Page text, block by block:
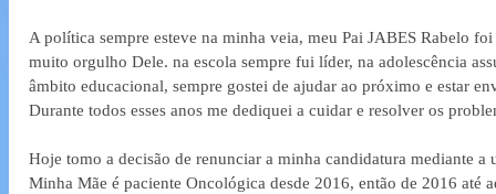
A política sempre esteve na minha veia, meu Pai JABES Rabelo
muito orgulho Dele. na escola sempre fui líder, na adolescência
âmbito educacional, sempre gostei de ajudar ao próximo e estar
Durante todos esses anos me dediquei a cuidar e resolver os
Hoje tomo a decisão de renunciar a minha candidatura mediante
Minha Mãe é paciente Oncológica desde 2016, então de 2016 até